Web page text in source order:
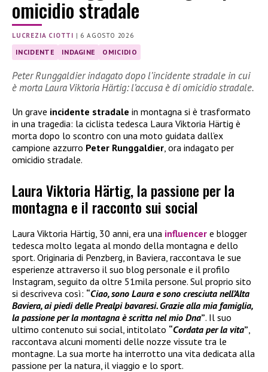
omicidio stradale
LUCREZIA CIOTTI | 6 AGOSTO 2026
INCIDENTE INDAGINE OMICIDIO
Peter Runggaldier indagato dopo l’incidente stradale in cui
è morta Laura Viktoria Härtig: l’accusa è di omicidio stradale.
Un grave incidente stradale in montagna si è trasformato
in una tragedia: la ciclista tedesca Laura Viktoria Härtig è
morta dopo lo scontro con una moto guidata dall’ex
campione azzurro Peter Runggaldier, ora indagato per
omicidio stradale.
Laura Viktoria Härtig, la passione per la
montagna e il racconto sui social
Laura Viktoria Härtig, 30 anni, era una influencer e blogger
tedesca molto legata al mondo della montagna e dello
sport. Originaria di Penzberg, in Baviera, raccontava le sue
esperienze attraverso il suo blog personale e il profilo
Instagram, seguito da oltre 51mila persone. Sul proprio sito
si descriveva così: “Ciao, sono Laura e sono cresciuta nell’Alta
Baviera, ai piedi delle Prealpi bavaresi. Grazie alla mia famiglia,
la passione per la montagna è scritta nel mio Dna”. Il suo
ultimo contenuto sui social, intitolato “Cordata per la vita”
raccontava alcuni momenti delle nozze vissute tra le
montagne. La sua morte ha interrotto una vita dedicata alla
passione per la natura, il viaggio e lo sport.